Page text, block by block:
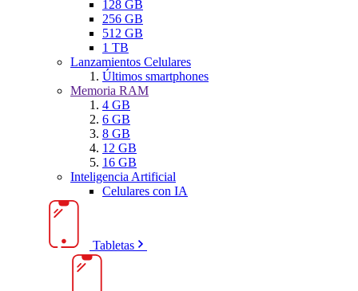
128 GB
256 GB
512 GB
1 TB
Lanzamientos Celulares
Últimos smartphones
Memoria RAM
4 GB
6 GB
8 GB
12 GB
16 GB
Inteligencia Artificial
Celulares con IA
Tabletas